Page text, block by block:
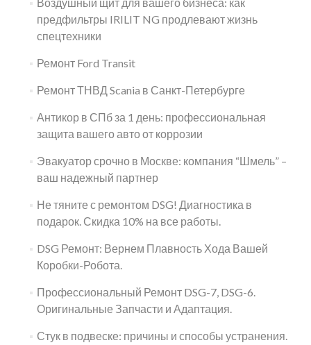
предфильтры IRILIT NG продлевают жизнь
спецтехники
Ремонт Ford Transit
Ремонт ТНВД Scania в Санкт-Петербурге
Антикор в СПб за 1 день: профессиональная
защита вашего авто от коррозии
Эвакуатор срочно в Москве: компания “Шмель” –
ваш надежный партнер
Не тяните с ремонтом DSG! Диагностика в
подарок. Скидка 10% на все работы.
DSG Ремонт: Вернем Плавность Хода Вашей
Коробки-Робота.
Профессиональный Ремонт DSG-7, DSG-6.
Оригинальные Запчасти и Адаптация.
Стук в подвеске: причины и способы устранения.